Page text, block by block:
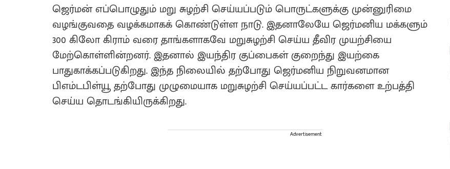
ஜெர்மன் எப்பொழுதும் மறு சுழற்சி செய்யப்படும் பொருட்களுக்கு முன்னுரிமை
வழங்குவதை வழக்கமாகக் கொண்டுள்ள நாடு. இதனாலேயே ஜெர்மனிய மக்களும்
300 கிலோ கிராம் வரை தாங்களாகவே மறுசுழற்சி செய்ய தீவிர முயற்சியை
மேற்கொள்ளின்றனர். இதனால் இயந்திர குப்பைகள் குறைந்து இயற்கை
பாதுகாக்கப்படுகிறது. இந்த நிலையில் தற்போது ஜெர்மனிய நிறுவனமான
பிஎம்டபிள்யூ தற்போது முழுமையாக மறுசுழற்சி செய்யப்பட்ட கார்களை உற்பத்தி
செய்ய தொடங்கியிருக்கிறது.
Advertisement